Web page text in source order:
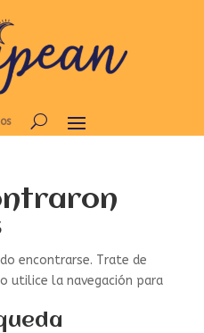
encontrarse. Trate de
utilice la navegación para